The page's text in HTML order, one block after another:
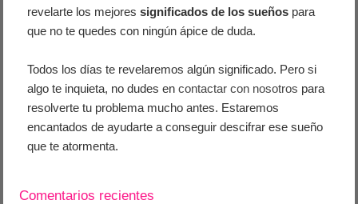
revelarte los mejoressignificados de los sueños para
que no te quedes con ningún ápice de duda.
Todos los días te revelaremos algún significado. Pero si
algo te inquieta, no dudes encontactar con nosotros para
resolverte tu problema mucho antes. Estaremos
encantados de ayudarte a conseguir descifrar ese sueño
que te atormenta.
Comentarios recientes